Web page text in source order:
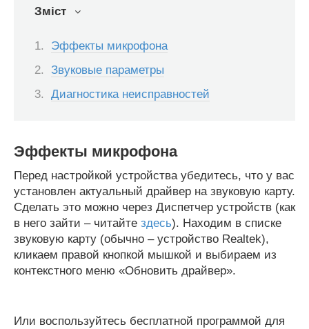
Зміст
Эффекты микрофона
Звуковые параметры
Диагностика неисправностей
Эффекты микрофона
Перед настройкой устройства убедитесь, что у вас
установлен актуальный драйвер на звуковую карту.
Сделать это можно через Диспетчер устройств (как
в него зайти – читайте здесь). Находим в списке
звуковую карту (обычно – устройство Realtek),
кликаем правой кнопкой мышкой и выбираем из
контекстного меню «Обновить драйвер».
Или воспользуйтесь бесплатной программой для